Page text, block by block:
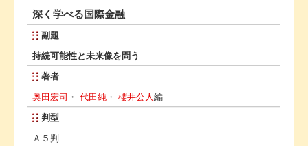
深く学べる国際金融
副題
持続可能性と未来像を問う
著者
奥田宏司 ・ 代田純 ・ 櫻井公人 編
判型
Ａ５判